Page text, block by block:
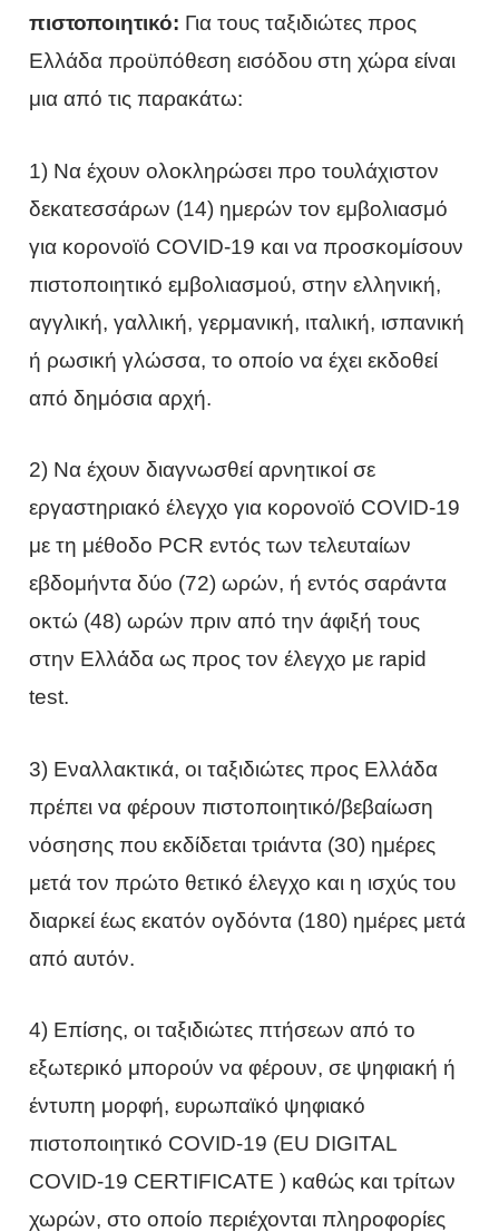
πιστοποιητικό: Για τους ταξιδιώτες προς
Ελλάδα προϋπόθεση εισόδου στη χώρα είναι
μια από τις παρακάτω:
1) Να έχουν ολοκληρώσει προ τουλάχιστον
δεκατεσσάρων (14) ημερών τον εμβολιασμό
για κορoνοϊό COVID-19 και να προσκομίσουν
πιστοποιητικό εμβολιασμού, στην ελληνική,
αγγλική, γαλλική, γερμανική, ιταλική, ισπανική
ή ρωσική γλώσσα, το οποίο να έχει εκδοθεί
από δημόσια αρχή.
2) Να έχουν διαγνωσθεί αρνητικοί σε
εργαστηριακό έλεγχο για κορoνοϊό COVID-19
με τη μέθοδο PCR εντός των τελευταίων
εβδομήντα δύο (72) ωρών, ή εντός σαράντα
οκτώ (48) ωρών πριν από την άφιξή τους
στην Ελλάδα ως προς τον έλεγχο με rapid
test.
3) Εναλλακτικά, οι ταξιδιώτες προς Ελλάδα
πρέπει να φέρουν πιστοποιητικό/βεβαίωση
νόσησης που εκδίδεται τριάντα (30) ημέρες
μετά τον πρώτο θετικό έλεγχο και η ισχύς του
διαρκεί έως εκατόν ογδόντα (180) ημέρες μετά
από αυτόν.
4) Επίσης, οι ταξιδιώτες πτήσεων από το
εξωτερικό μπορούν να φέρουν, σε ψηφιακή ή
έντυπη μορφή, ευρωπαϊκό ψηφιακό
πιστοποιητικό COVID-19 (EU DIGITAL
COVID-19 CERTIFICATE ) καθώς και τρίτων
χωρών, στο οποίο περιέχονται πληροφορίες